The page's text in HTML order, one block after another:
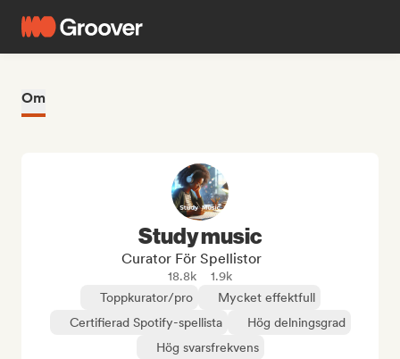
Om
Study music
Curator För Spellistor
18.8k
1.9k
Toppkurator/pro
Mycket effektfull
Certifierad Spotify-spellista
Hög delningsgrad
Hög svarsfrekvens